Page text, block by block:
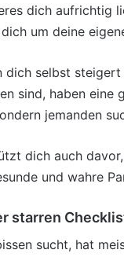
dich aufrichtig
um deine
dich selbst
sind, haben
jemanden
dich auch
und wahre
starren
sucht, hat